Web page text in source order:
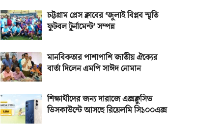
চট্টগ্রাম প্রেস ক্লাবের ‘জুলাই বিপ্লব স্মৃতি
ফুটবল টুর্নামেন্ট’ সম্পন্ন
মানবিকতার পাশাপাশি জাতীয় ঐক্যের
বার্তা দিলেন এমপি সাঈদ নোমান
শিক্ষার্থীদের জন্য দারাজে এক্সক্লুসিভ
ডিসকাউন্টে আসছে রিয়েলমি সি১০০এক্স